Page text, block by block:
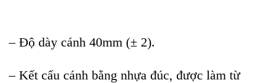
– Độ dày cánh 40mm (± 2).
– Kết cấu cánh bằng nhựa đúc, được làm từ